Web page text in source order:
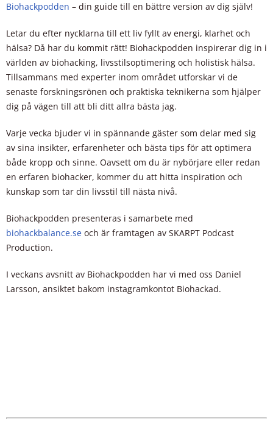
Biohackpodden – din guide till en bättre version av dig själv!
Letar du efter nycklarna till ett liv fyllt av energi, klarhet och
hälsa? Då har du kommit rätt! Biohackpodden inspirerar dig in i
världen av biohacking, livsstilsoptimering och holistisk hälsa.
Tillsammans med experter inom området utforskar vi de
senaste forskningsrönen och praktiska teknikerna som hjälper
dig på vägen till att bli ditt allra bästa jag.
Varje vecka bjuder vi in spännande gäster som delar med sig
av sina insikter, erfarenheter och bästa tips för att optimera
både kropp och sinne. Oavsett om du är nybörjare eller redan
en erfaren biohacker, kommer du att hitta inspiration och
kunskap som tar din livsstil till nästa nivå.
Biohackpodden presenteras i samarbete med
biohackbalance.se och är framtagen av SKARPT Podcast
Production.
I veckans avsnitt av Biohackpodden har vi med oss Daniel
Larsson, ansiktet bakom instagramkontot Biohackad.